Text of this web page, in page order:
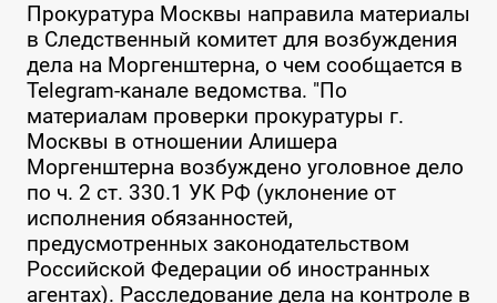
Прокуратура Москвы направила материалы
в Следственный комитет для возбуждения
дела на Моргенштерна, о чем сообщается в
Telegram-канале ведомства. "По
материалам проверки прокуратуры г.
Москвы в отношении Алишера
Моргенштерна возбуждено уголовное дело
по ч. 2 ст. 330.1 УК РФ (уклонение от
исполнения обязанностей,
предусмотренных законодательством
Российской Федерации об иностранных
агентах). Расследование дела на контроле в